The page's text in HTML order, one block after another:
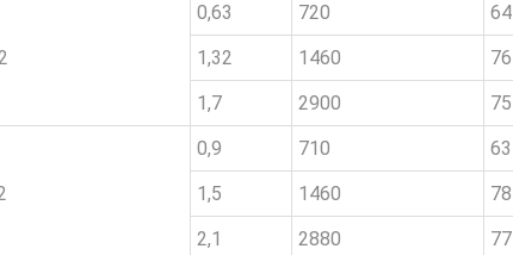
0,63 720 64
1,32 1460 76
1,7
2900 75
0,9 710 63
1,5 1460 78
2,1
2880 77